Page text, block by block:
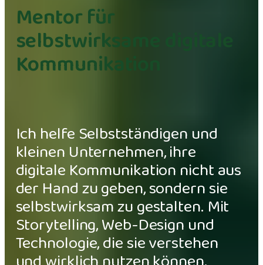
Mentor für
selbstwirksame digitale
Kommunikation
Ich helfe Selbstständigen und
kleinen Unternehmen, ihre
digitale Kommunikation nicht aus
der Hand zu geben, sondern sie
selbstwirksam zu gestalten. Mit
Storytelling, Web-Design und
Technologie, die sie verstehen